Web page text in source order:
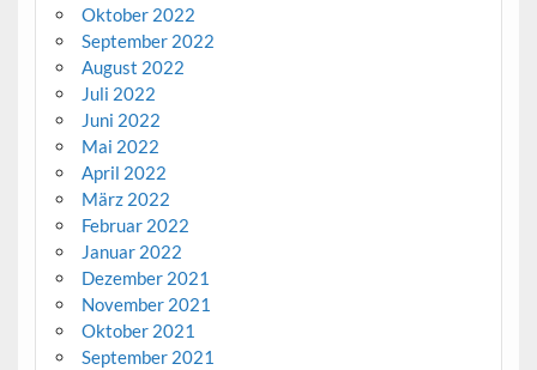
Oktober 2022
September 2022
August 2022
Juli 2022
Juni 2022
Mai 2022
April 2022
März 2022
Februar 2022
Januar 2022
Dezember 2021
November 2021
Oktober 2021
September 2021